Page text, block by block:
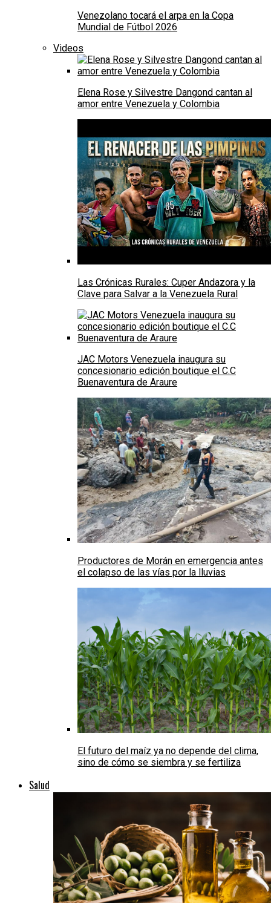
Venezolano tocará el arpa en la Copa
Mundial de Fútbol 2026
Videos
Elena Rose y Silvestre Dangond cantan al
amor entre Venezuela y Colombia
Las Crónicas Rurales: Cuper Andazora y la
Clave para Salvar a la Venezuela Rural
JAC Motors Venezuela inaugura su
concesionario edición boutique el C.C
Buenaventura de Araure
Productores de Morán en emergencia antes
el colapso de las vías por la lluvias
El futuro del maíz ya no depende del clima,
sino de cómo se siembra y se fertiliza
Salud